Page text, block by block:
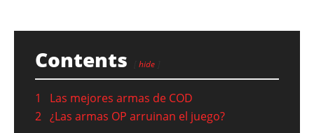
Contents hide
1
Las mejores armas de COD
2 ¿Las armas OP arruinan el juego?